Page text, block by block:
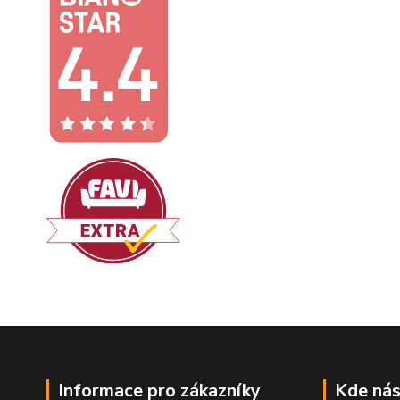
Informace pro zákazníky Kde